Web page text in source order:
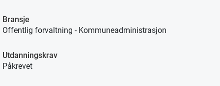
Bransje
Offentlig forvaltning - Kommuneadministrasjon
Utdanningskrav
Påkrevet